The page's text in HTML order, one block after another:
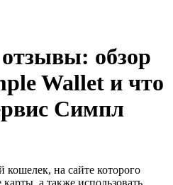
обзор
Wallet и что
Симпл
на сайте которого
а также использовать